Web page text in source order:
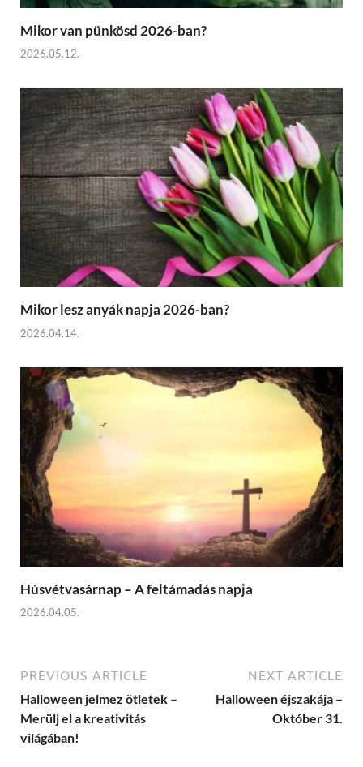
Mikor van pünkösd 2026-ban?
2026.05.12.
Mikor lesz anyák napja 2026-ban?
2026.04.14.
Húsvétvasárnap – A feltámadás napja
2026.04.05.
PREVIOUS ARTICLE
Halloween jelmez ötletek –
Merülj el a kreativitás
világában!
NEXT ARTICLE
Halloween éjszakája –
Október 31.